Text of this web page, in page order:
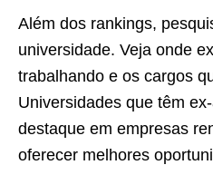
Além dos rankings,
universidade. Veja onde
trabalhando e os cargos
Universidades que têm
destaque em empresas
oferecer melhores